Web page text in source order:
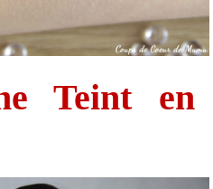
Teint en